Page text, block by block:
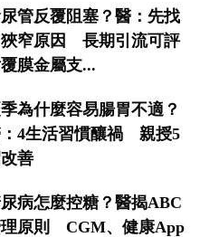
管反覆阻塞？醫：先找
窄原因 長期引流可評
膜金屬支...
為什麼容易腸胃不適？
4生活習慣釀禍 親授5
善
病怎麼控糖？醫揭ABC
原則 CGM、健康App